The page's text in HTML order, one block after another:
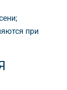
при